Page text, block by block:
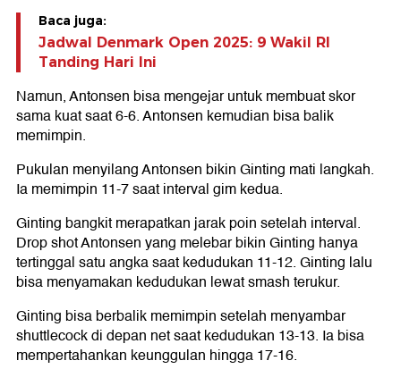
Baca juga:
Jadwal Denmark Open 2025: 9 Wakil RI
Tanding Hari Ini
Namun, Antonsen bisa mengejar untuk membuat skor
sama kuat saat 6-6. Antonsen kemudian bisa balik
memimpin.
Pukulan menyilang Antonsen bikin Ginting mati langkah.
Ia memimpin 11-7 saat interval gim kedua.
Ginting bangkit merapatkan jarak poin setelah interval.
Drop shot Antonsen yang melebar bikin Ginting hanya
tertinggal satu angka saat kedudukan 11-12. Ginting lalu
bisa menyamakan kedudukan lewat smash terukur.
Ginting bisa berbalik memimpin setelah menyambar
shuttlecock di depan net saat kedudukan 13-13. Ia bisa
mempertahankan keunggulan hingga 17-16.